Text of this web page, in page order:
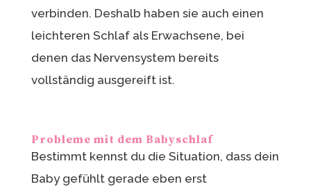
verbinden. Deshalb haben sie auch einen
leichteren Schlaf als Erwachsene, bei
denen das Nervensystem bereits
vollständig ausgereift ist.
Probleme mit dem Babyschlaf
Bestimmt kennst du die Situation, dass dein
Baby gefühlt gerade eben erst